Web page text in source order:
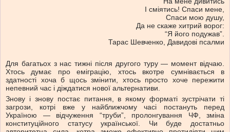
І сміятись! Спаси мене,
Спаси мою душу,
Да не скаже хитрий ворог:
“Я його подужав”.
Тарас Шевченко, Давидові псалми
Для багатьох з нас тижні після другого туру — момент відчаю.
Хтось думає про еміграцію, хтось вкотре сумнівається в
здатності хоча б щось змінити, хтось просто хоче пережити
непевний час і діждатися нової альтернативи.
Знову і знову постає питання, в якому форматі зустрічати ті
загрози, котрі вже у найближчому часі постануть перед
Україною — відчуження “труби”, пролонгування ЧФ, зміна
конституційного статусу української. Чи буде достатньо